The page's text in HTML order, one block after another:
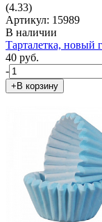
(4.33)
Артикул: 15989
В наличии
Тарталетка, новый
40 руб.
-
+В корзину